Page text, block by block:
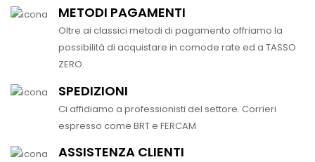
METODI PAGAMENTI
Oltre ai classici metodi di pagamento offriamo la
possibilità di acquistare in comode rate ed a TASSO
ZERO.
SPEDIZIONI
Ci affidiamo a professionisti del settore. Corrieri
espresso come BRT e FERCAM
ASSISTENZA CLIENTI